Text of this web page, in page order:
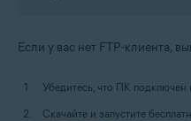
Если у вас нет FTP-клиента,
Убедитесь, что ПК подключен
Скачайте и запустите